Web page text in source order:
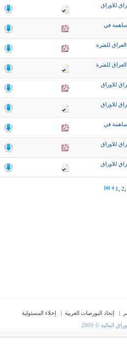
للاوراق
في
للفترة
للفترة
للاوراق
للاوراق
في
للاوراق
للاوراق
1 2
| إتحاد البورصات العربية |
إخلاء المسئولية
© 2009